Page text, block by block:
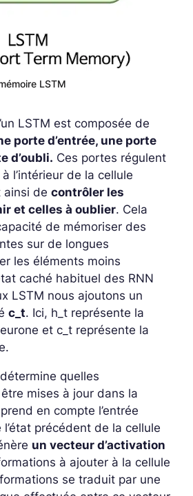
LSTM
LSTM est composée de
porte d’entrée, une porte
d’oubli. Ces portes régulent
l’intérieur de la cellule
ainsi de contrôler les
et celles à oublier. Cela
de mémoriser des
sur de longues
les éléments moins
caché habituel des RNN
LSTM nous ajoutons un
c_t. Ici, h_t représente la
et c_t représente la
quelles
mises à jour dans la
en compte l’entrée
l’état précédent de la cellule
un vecteur d’activation
à ajouter à la cellule
se traduit par une